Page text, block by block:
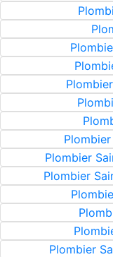
Plombier
Plombier
Plombier